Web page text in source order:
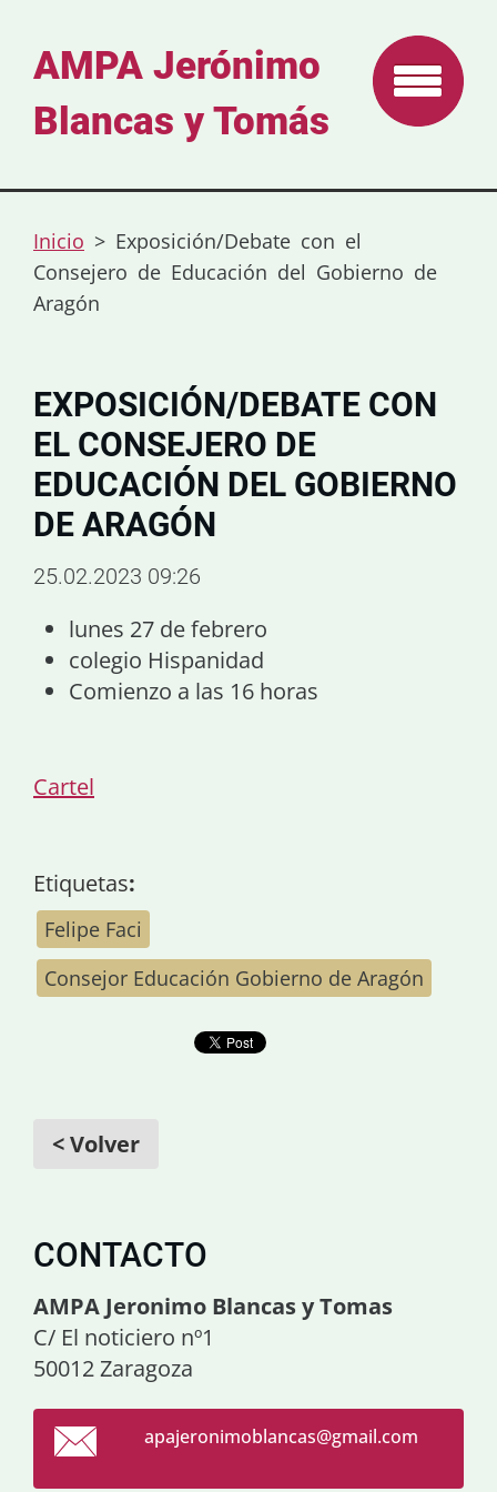
AMPA Jerónimo
Blancas y Tomás
Inicio > Exposición/Debate con el
Consejero de Educación del Gobierno de
Aragón
EXPOSICIÓN/DEBATE CON
EL CONSEJERO DE
EDUCACIÓN DEL GOBIERNO
DE ARAGÓN
25.02.2023 09:26
lunes 27 de febrero
colegio Hispanidad
Comienzo a las 16 horas
Cartel
Etiquetas:
Felipe Faci
Consejor Educación Gobierno de Aragón
< Volver
CONTACTO
AMPA Jeronimo Blancas y Tomas
C/ El noticiero nº1
50012 Zaragoza
apajeronimoblancas@gmail.com